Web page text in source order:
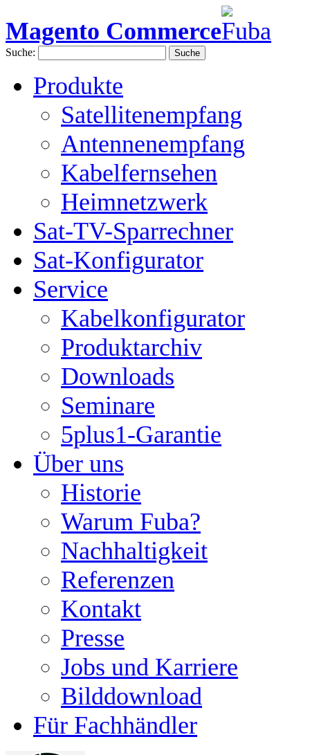
Magento Commerce
Suche: Suche
Produkte
Satellitenempfang
Antennenempfang
Kabelfernsehen
Heimnetzwerk
Sat-TV-Sparrechner
Sat-Konfigurator
Service
Kabelkonfigurator
Produktarchiv
Downloads
Seminare
5plus1-Garantie
Über uns
Historie
Warum Fuba?
Nachhaltigkeit
Referenzen
Kontakt
Presse
Jobs und Karriere
Bilddownload
Für Fachhändler